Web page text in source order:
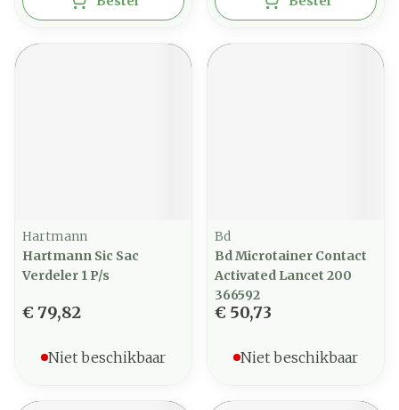
Hartmann
Hartmann Sic Sac
Verdeler 1 P/s
€ 79,82
Niet beschikbaar
Bd
Bd Microtainer Contact
Activated Lancet 200
366592
€ 50,73
Niet beschikbaar